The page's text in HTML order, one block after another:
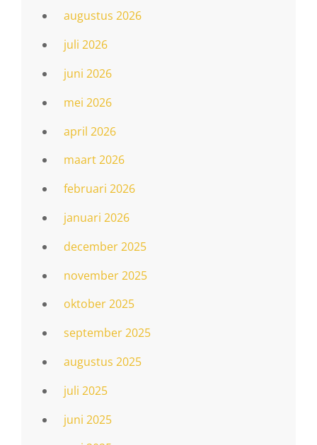
augustus 2026
juli 2026
juni 2026
mei 2026
april 2026
maart 2026
februari 2026
januari 2026
december 2025
november 2025
oktober 2025
september 2025
augustus 2025
juli 2025
juni 2025